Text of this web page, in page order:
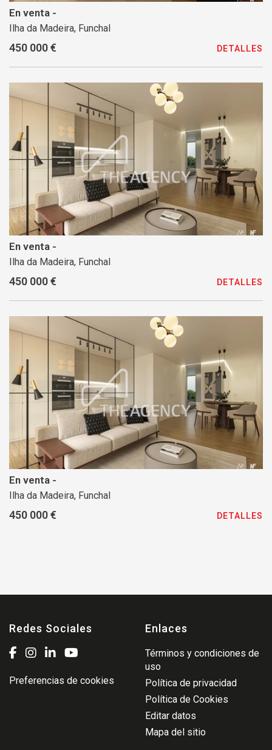
En venta -
Ilha da Madeira, Funchal
450 000 € DETALLES
En venta -
Ilha da Madeira, Funchal
450 000 € DETALLES
En venta -
Ilha da Madeira, Funchal
450 000 € DETALLES
Redes Sociales
Preferencias de cookies
Enlaces
Términos y condiciones de
uso
Política de privacidad
Política de Cookies
Editar datos
Mapa del sitio